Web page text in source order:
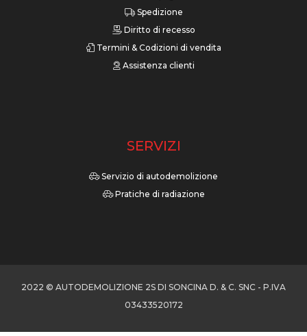
Spedizione
Diritto di recesso
Termini & Codizioni di vendita
Assistenza clienti
SERVIZI
Servizio di autodemolizione
Pratiche di radiazione
2022 © AUTODEMOLIZIONE 2S DI SONCINA D. & C. SNC - P.IVA
03433520172